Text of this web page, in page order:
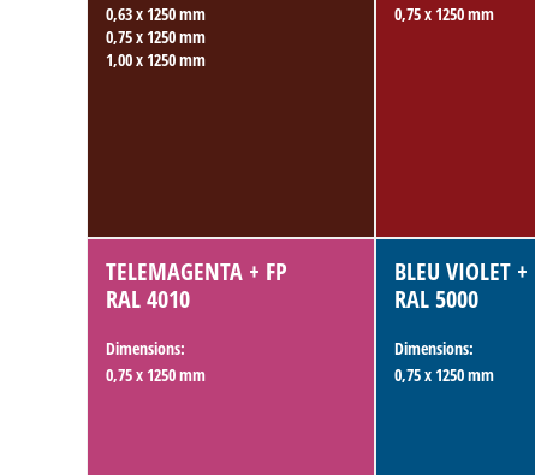
0,63 x 1250 mm
0,75 x 1250 mm
1,00 x 1250 mm
0,75 x 1250 mm
TELEMAGENTA + FP
RAL 4010
Dimensions:
0,75 x 1250 mm
BLEU VIOLET +
RAL 5000
Dimensions:
0,75 x 1250 mm